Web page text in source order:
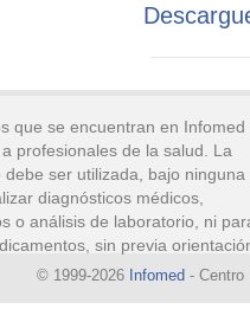
que se encuentran en Infomed
profesionales de la salud. La
ser utilizada, bajo ninguna
diagnósticos médicos,
o análisis de laboratorio, ni
sin previa
© 1999-2026 Infomed - Centro